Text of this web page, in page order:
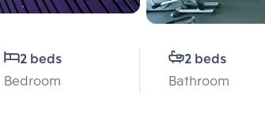
2 beds
Bedroom
2 beds
Bathroom